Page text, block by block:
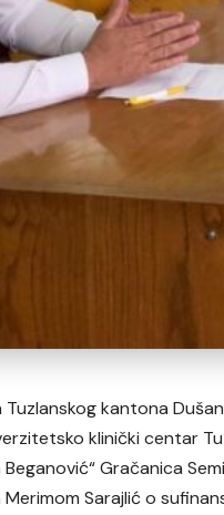
kantona
klinički centar
Gračanica
Sarajlić o